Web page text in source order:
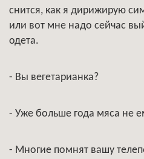
снится, как я дирижирую
или вот мне надо сейчас
одета.
- Вы вегетарианка?
- Уже больше года мяса не
- Многие помнят вашу